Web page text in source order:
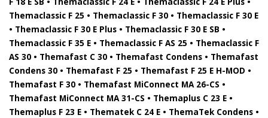
Themaclassic F 25 • Themaclassic F 30 • Themaclassic F 30 E
• Themaclassic F 30 E Plus • Themaclassic F 30 E SB •
Themaclassic F 35 E • Themaclassic F AS 25 • Themaclassic F
AS 30 • Themafast C 30 • Themafast Condens • Themafast
Condens 30 • Themafast F 25 • Themafast F 25 E H-MOD •
Themafast F 30 • Themafast MiConnect MA 26-CS •
Themafast MiConnect MA 31-CS • Themaplus C 23 E •
Themaplus F 23 E • Thematek C 24 E • ThemaTek Condens •